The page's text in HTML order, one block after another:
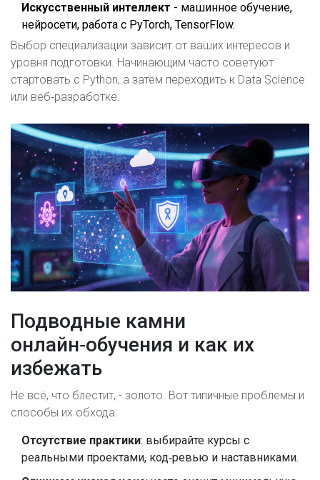
Искусственный интеллект - машинное обучение,
нейросети, работа с PyTorch, TensorFlow.
Выбор специализации зависит от ваших интересов и
уровня подготовки. Начинающим часто советуют
стартовать с Python, а затем переходить к Data Science
или веб‑разработке.
Подводные камни
онлайн‑обучения и как их
избежать
Не всё, что блестит, - золото. Вот типичные проблемы и
способы их обхода:
Отсутствие практики: выбирайте курсы с
реальными проектами, код‑ревью и наставниками.